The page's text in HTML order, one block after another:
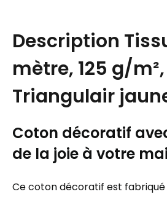
Description
mètre, 125 g/
Triangulair
Coton décoratif
de la joie à votre
Ce coton décoratif est fabriqué